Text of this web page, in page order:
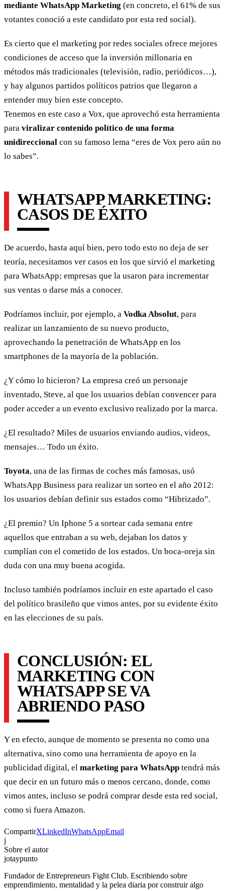
mediante WhatsApp Marketing (en concreto, el 61% de sus
votantes conoció a este candidato por esta red social).
Es cierto que el marketing por redes sociales ofrece mejores
condiciones de acceso que la inversión millonaria en
métodos más tradicionales (televisión, radio, periódicos…),
y hay algunos partidos políticos patrios que llegaron a
entender muy bien este concepto.
Tenemos en este caso a Vox, que aprovechó esta herramienta
para viralizar contenido político de una forma
unidireccional con su famoso lema “eres de Vox pero aún no
lo sabes”.
WHATSAPP MARKETING:
CASOS DE ÉXITO
De acuerdo, hasta aquí bien, pero todo esto no deja de ser
teoría, necesitamos ver casos en los que sirvió el marketing
para WhatsApp; empresas que la usaron para incrementar
sus ventas o darse más a conocer.
Podríamos incluir, por ejemplo, a Vodka Absolut, para
realizar un lanzamiento de su nuevo producto,
aprovechando la penetración de WhatsApp en los
smartphones de la mayoría de la población.
¿Y cómo lo hicieron? La empresa creó un personaje
inventado, Steve, al que los usuarios debían convencer para
poder acceder a un evento exclusivo realizado por la marca.
¿El resultado? Miles de usuarios enviando audios, videos,
mensajes… Todo un éxito.
Toyota, una de las firmas de coches más famosas, usó
WhatsApp Business para realizar un sorteo en el año 2012:
los usuarios debían definir sus estados como “Hibrizado”.
¿El premio? Un Iphone 5 a sortear cada semana entre
aquellos que entraban a su web, dejaban los datos y
cumplían con el cometido de los estados. Un boca-oreja sin
duda con una muy buena acogida.
Incluso también podríamos incluir en este apartado el caso
del político brasileño que vimos antes, por su evidente éxito
en las elecciones de su país.
CONCLUSIÓN: EL
MARKETING CON
WHATSAPP SE VA
ABRIENDO PASO
Y en efecto, aunque de momento se presenta no como una
alternativa, sino como una herramienta de apoyo en la
publicidad digital, el marketing para WhatsApp tendrá más
que decir en un futuro más o menos cercano, donde, como
vimos antes, incluso se podrá comprar desde esta red social,
como si fuera Amazon.
CompartirXLinkedInWhatsAppEmail
j
Sobre el autor
jotaypunto
Fundador de Entrepreneurs Fight Club. Escribiendo sobre
emprendimiento, mentalidad y la pelea diaria por construir algo